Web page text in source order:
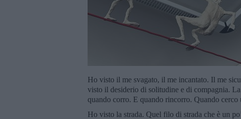
Ho visto il me svagato, il me incantato. Il me
visto il desiderio di solitudine e di compagnia.
quando corro. E quando rincorro. Quando
Ho visto la strada. Quel filo di strada che è un